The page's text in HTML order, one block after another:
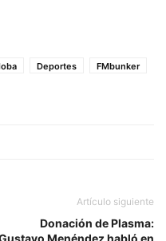
Deportes
FMbunker
Artículo siguiente
Donación de Plasma:
Menéndez habló en